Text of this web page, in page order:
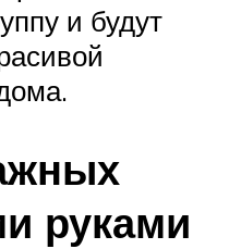
и будут
руками